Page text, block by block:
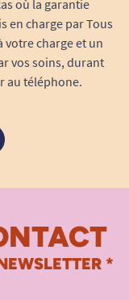
où la garantie
en charge par Tous
charge et un
vos soins, durant
au téléphone.
*